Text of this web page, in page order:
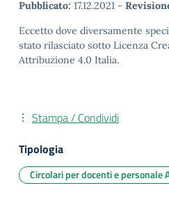
Pubblicato: 17.12.2021 -
Eccetto dove diversamente
stato rilasciato sotto Licenza
Attribuzione 4.0 Italia.
Stampa / Condividi
Tipologia
Circolari per docenti e personale